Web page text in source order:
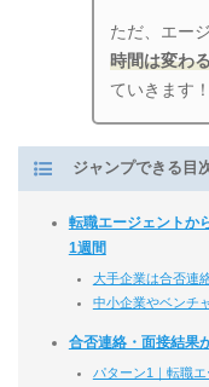
ただ、エー
時間は変わ
ていきます！
ジャンプできる目
転職エージェントか
1週間
大手企業は合否連
中小企業やベンチ
合否連絡・面接結果
パターン1｜転職